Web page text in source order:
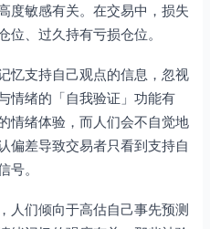
度敏感有关。在交易中，损失
位、过久持有亏损仓位。
忆支持自己观点的信息，忽视
情绪的「自我验证」功能有
情绪体验，而人们会不自觉地
偏差导致交易者只看到支持自
号。
人们倾向于高估自己事先预测